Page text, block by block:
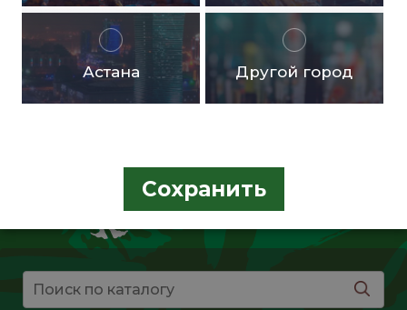
Астана Другой город
Сохранить